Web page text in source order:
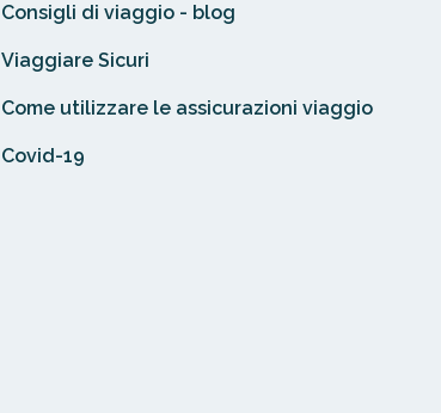
Consigli di viaggio - blog
Viaggiare Sicuri
Come utilizzare le assicurazioni viaggio
Covid-19